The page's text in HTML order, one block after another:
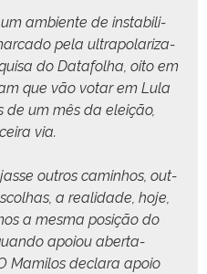
ambi­ente de insta­bil­i­
pela ultra­p­o­lar­iza­
do Datafol­ha, oito em
que vão votar em Lula
de um mês da eleição,
via.
out­ros cam­in­hos, out­
a real­i­dade, hoje,
a mes­ma posição do
apoiou aber­ta­
Mami­los declara apoio